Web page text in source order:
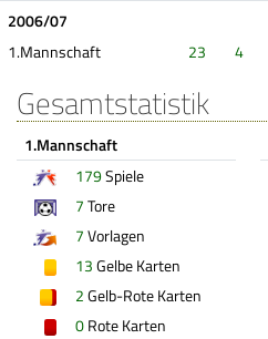
2006/07
1.Mannschaft
23 4
Gesamtstatistik
1.Mannschaft
179Spiele
7Tore
7Vorlagen
13Gelbe Karten
2Gelb-Rote Karten
0Rote Karten